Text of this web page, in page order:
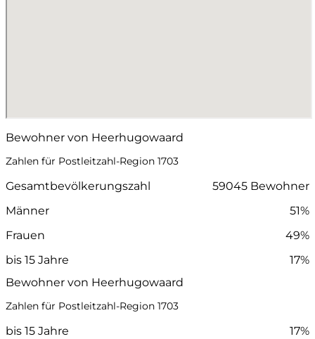
Bewohner von Heerhugowaard
Zahlen für Postleitzahl-Region 1703
Gesamtbevölkerungszahl
59045 Bewohner
Männer
51%
Frauen
49%
bis 15 Jahre
17%
Bewohner von Heerhugowaard
Zahlen für Postleitzahl-Region 1703
bis 15 Jahre
17%